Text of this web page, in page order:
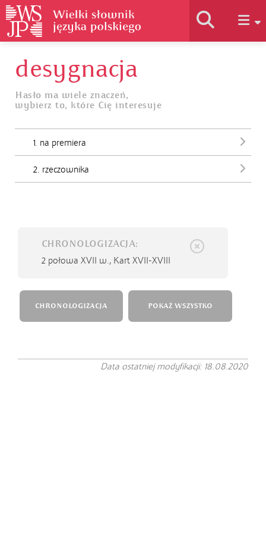
Historia słownika
Jak korzystać
desygnacja
Hasło ma wiele znaczeń,
wybierz to, które Cię interesuje
1. na premiera
2. rzeczownika
CHRONOLOGIZACJA:
2 połowa XVII w., Kart XVII-XVIII
CHRONOLOGIZACJA POKAŻ WSZYSTKO
Data ostatniej modyfikacji: 18.08.2020